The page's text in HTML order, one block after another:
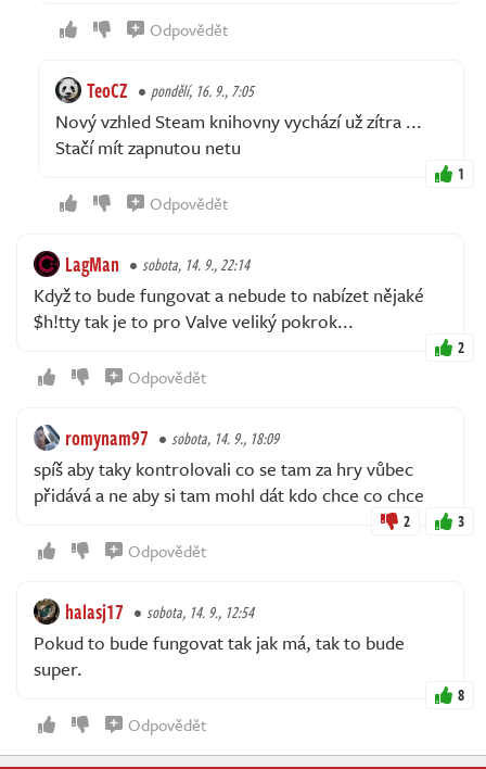
Odpovědět
TeoCZ pondělí, 16. 9., 7:05
Nový vzhled Steam knihovny vychází už zítra ...
Stačí mít zapnutou netu
1
Odpovědět
LagMan sobota, 14. 9., 22:14
Když to bude fungovat a nebude to nabízet nějaké
$h!tty tak je to pro Valve veliký pokrok...
2
Odpovědět
romynam97 sobota, 14. 9., 18:09
spíš aby taky kontrolovali co se tam za hry vůbec
přidává a ne aby si tam mohl dát kdo chce co chce
2 3
Odpovědět
halasj17 sobota, 14. 9., 12:54
Pokud to bude fungovat tak jak má, tak to bude
super.
8
Odpovědět